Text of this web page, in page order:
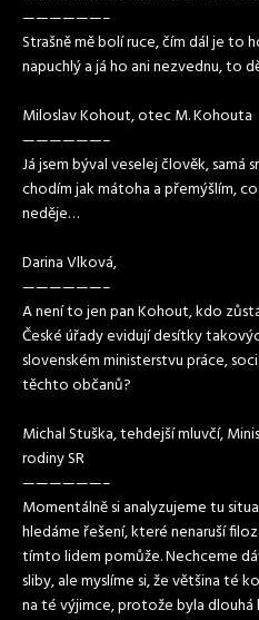
——————–
Strašně mě bolí ruce, čím dál je to
napuchlý a já ho ani nezvednu, to
Miloslav Kohout, otec M. Kohouta
——————–
Já jsem býval veselej člověk, samá
chodím jak mátoha a přemýšlím,
neděje…
Darina Vlková,
——————–
A není to jen pan Kohout, kdo
České úřady evidují desítky
slovenském ministerstvu práce,
těchto občanů?
Michal Stuška, tehdejší mluvčí,
rodiny SR
——————–
Momentálně si analyzujeme tu
hledáme řešení, které nenaruší
tímto lidem pomůže. Nechceme
sliby, ale myslíme si, že většina té
na té výjimce, protože byla